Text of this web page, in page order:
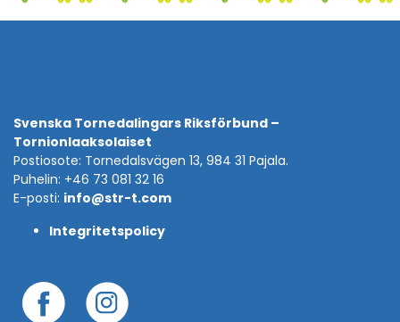
Svenska Tornedalingars Riksförbund –
Tornionlaaksolaiset
Postiosote: Tornedalsvägen 13, 984 31 Pajala.
Puhelin: +46 73 081 32 16
E-posti: info@str-t.com
Integritetspolicy